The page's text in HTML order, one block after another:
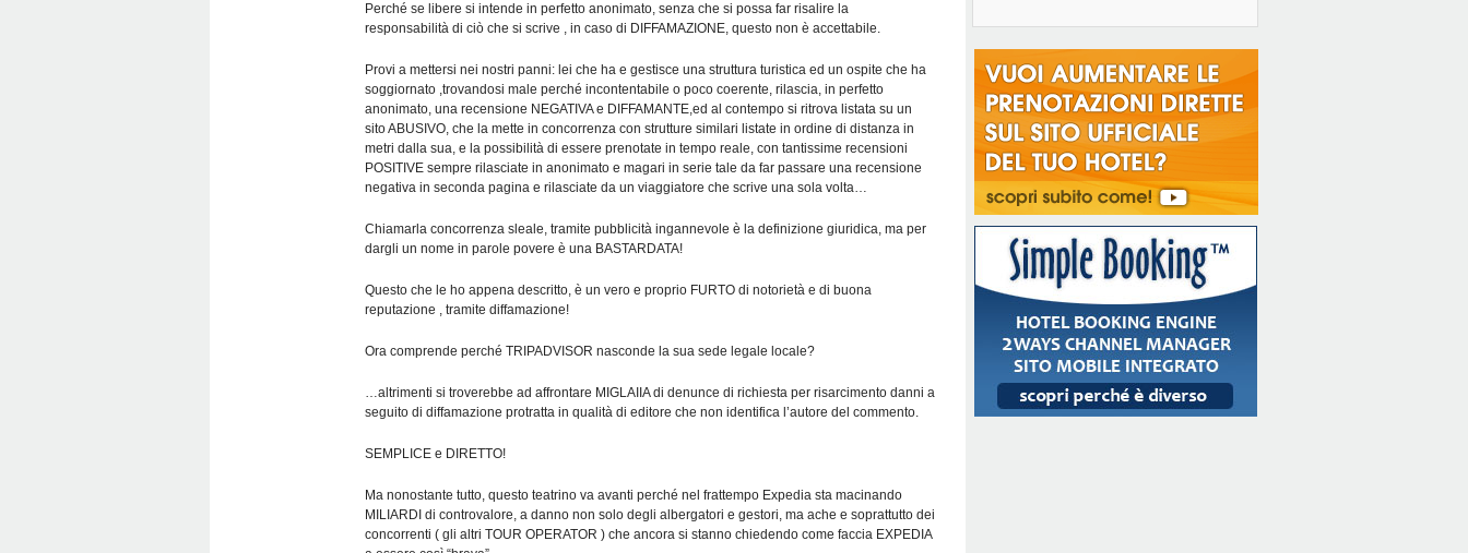
Perché se libere si intende in perfetto anonimato, senza che si possa far risalire la
responsabilità di ciò che si scrive , in caso di DIFFAMAZIONE, questo non è accettabile.
Provi a mettersi nei nostri panni: lei che ha e gestisce una struttura turistica ed un ospite che ha
soggiornato ,trovandosi male perché incontentabile o poco coerente, rilascia, in perfetto
anonimato, una recensione NEGATIVA e DIFFAMANTE,ed al contempo si ritrova listata su un
sito ABUSIVO, che la mette in concorrenza con strutture similari listate in ordine di distanza in
metri dalla sua, e la possibilità di essere prenotate in tempo reale, con tantissime recensioni
POSITIVE sempre rilasciate in anonimato e magari in serie tale da far passare una recensione
negativa in seconda pagina e rilasciate da un viaggiatore che scrive una sola volta…
Chiamarla concorrenza sleale, tramite pubblicità ingannevole è la definizione giuridica, ma per
dargli un nome in parole povere è una BASTARDATA!
Questo che le ho appena descritto, è un vero e proprio FURTO di notorietà e di buona
reputazione , tramite diffamazione!
Ora comprende perché TRIPADVISOR nasconde la sua sede legale locale?
…altrimenti si troverebbe ad affrontare MIGLAIIA di denunce di richiesta per risarcimento danni a
seguito di diffamazione protratta in qualità di editore che non identifica l’autore del commento.
SEMPLICE e DIRETTO!
Ma nonostante tutto, questo teatrino va avanti perché nel frattempo Expedia sta macinando
MILIARDI di controvalore, a danno non solo degli albergatori e gestori, ma ache e soprattutto dei
concorrenti ( gli altri TOUR OPERATOR ) che ancora si stanno chiedendo come faccia EXPEDIA